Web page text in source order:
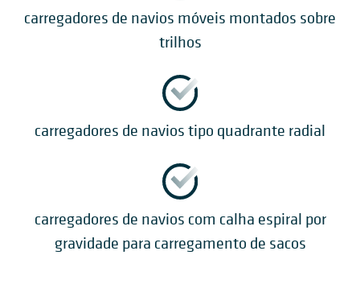
carregadores de navios móveis montados sobre
trilhos
carregadores de navios tipo quadrante radial
carregadores de navios com calha espiral por
gravidade para carregamento de sacos